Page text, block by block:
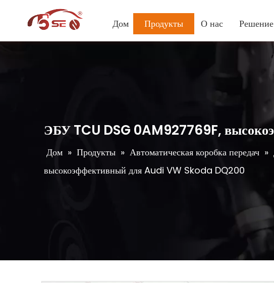
Дом Продукты О нас Решение
ЭБУ TCU DSG 0AM927769F,
Дом » Продукты » Автоматическая коробка передач »
высокоэффективный для Audi VW Skoda DQ200